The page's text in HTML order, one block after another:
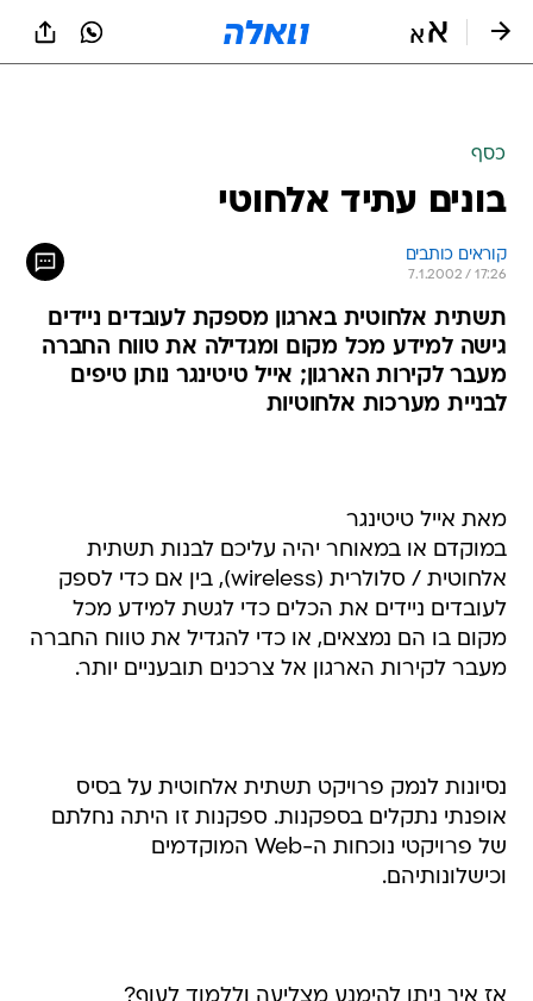
כסף
בונים עתיד אלחוטי
קוראים כותבים
7.1.2002 / 17:26
תשתית אלחוטית בארגון מספקת לעובדים ניידים
גישה למידע מכל מקום ומגדילה את טווח החברה
מעבר לקירות הארגון; אייל טיטינגר נותן טיפים
לבניית מערכות אלחוטיות
מאת אייל טיטינגר
במוקדם או במאוחר יהיה עליכם לבנות תשתית
אלחוטית / סלולרית (wireless), בין אם כדי לספק
לעובדים ניידים את הכלים כדי לגשת למידע מכל
מקום בו הם נמצאים, או כדי להגדיל את טווח החברה
מעבר לקירות הארגון אל צרכנים תובעניים יותר.
נסיונות לנמק פרויקט תשתית אלחוטית על בסיס
אופנתי נתקלים בספקנות. ספקנות זו היתה נחלתם
של פרויקטי נוכחות ה-Web המוקדמים
וכישלונותיהם.